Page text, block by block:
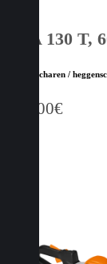
HSA 130 T,
Heggenscharen /
619,00€